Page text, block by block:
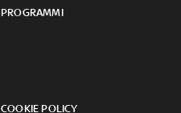
PROGRAMMI
COOKIE POLICY